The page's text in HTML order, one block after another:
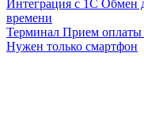
Интеграция с 1С Обмен
времени
Терминал Прием оплаты
Нужен только смартфон